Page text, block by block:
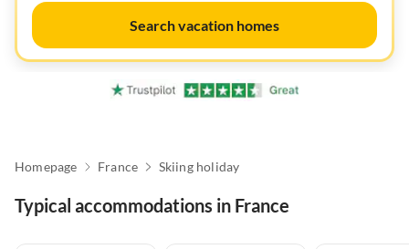
Search vacation homes
Homepage France Skiing holiday
Typical accommodations in France